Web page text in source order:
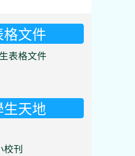
格文件
表格文件
生天地
校刊